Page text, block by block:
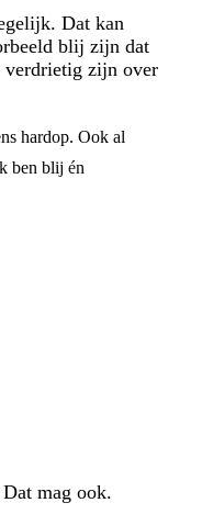
Dat kan
blij zijn dat
verdrietig zijn over
hardop. Ook al
ben blij én
mag ook.